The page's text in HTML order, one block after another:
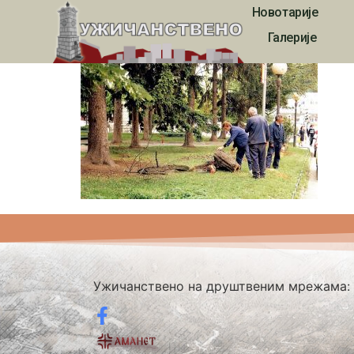
Новотарије
Галерије
910
Ужичанствено на друштвеним мрежама: